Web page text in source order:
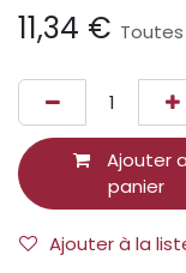
11,34 €
Ajouter
panier
Ajouter à la